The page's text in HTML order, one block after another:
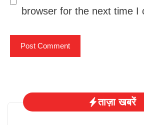
browser for the next time I
ताज़ा खबरें